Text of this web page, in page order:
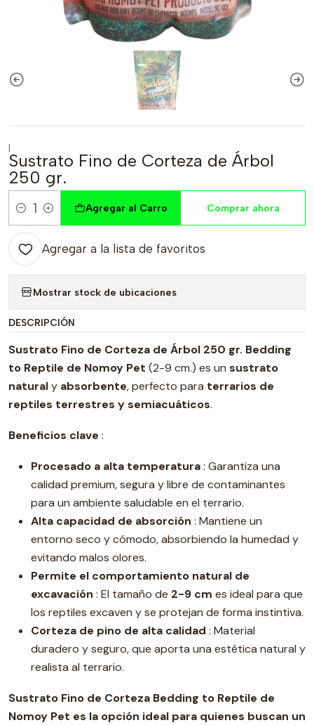
|
Sustrato Fino de Corteza de Árbol
250 gr.
Cantidad
Agregar al Carro Comprar ahora
Agregar a la lista de favoritos
Mostrar stock de ubicaciones
DESCRIPCIÓN
Sustrato Fino de Corteza de Árbol 250 gr. Bedding
to Reptile de Nomoy Pet (2-9 cm.) es un sustrato
naturaly absorbente, perfecto para terrarios de
reptiles terrestres y semiacuáticos.
Beneficios clave :
Procesado a alta temperatura: Garantiza una
calidad premium, segura y libre de contaminantes
para un ambiente saludable en el terrario.
Alta capacidad de absorción : Mantiene un
entorno seco y cómodo, absorbiendo la humedad y
evitando malos olores.
Permite el comportamiento natural de
excavación : El tamaño de 2-9 cm es ideal para que
los reptiles excaven y se protejan de forma instintiva.
Corteza de pino de alta calidad : Material
duradero y seguro, que aporta una estética natural y
realista al terrario.
Sustrato Fino de Corteza Bedding to Reptile de
Nomoy Pet es la opción ideal para quienes buscan un